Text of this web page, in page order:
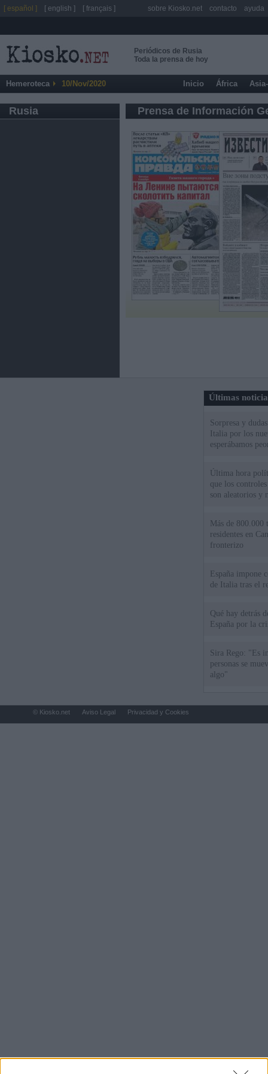
Periódicos de Rusia
Toda la prensa de hoy
Hemeroteca 10/Nov/2020 Inicio África
Rusia Prensa de Información
Últimas
Sorpresa y
Italia por los
esperábamos
Última hora
que los
son aleatorios y
Más de 800.000
residentes en
fronterizo
España impone
de Italia tras el
Qué hay detrás
España por la
Sira Rego: "Es
personas se
algo"
[ español ] [ english ] [ français ] sobre Kiosko.net contacto ayuda
© Kiosko.net Aviso Legal Privacidad y Cookies